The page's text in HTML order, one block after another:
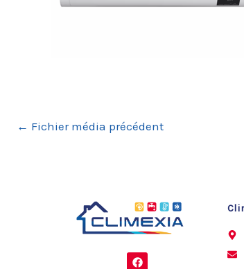
← Fichier média précédent
F